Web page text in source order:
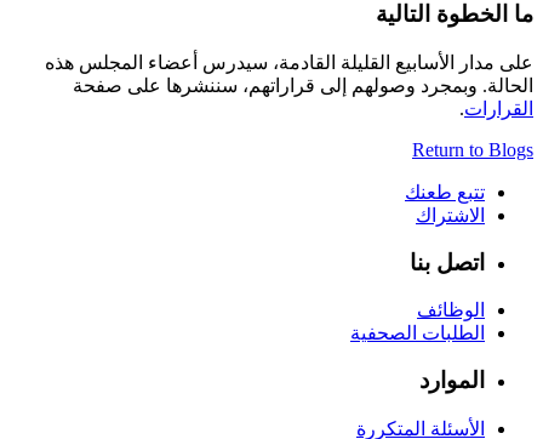
ما الخطوة التالية
على مدار الأسابيع القليلة القادمة، سيدرس أعضاء المجلس هذه
الحالة. وبمجرد وصولهم إلى قراراتهم، سننشرها على صفحة
القرارات.
Return to Blogs
تتبع طعنك
الاشتراك
اتصل بنا
الوظائف
الطلبات الصحفية
الموارد
الأسئلة المتكررة